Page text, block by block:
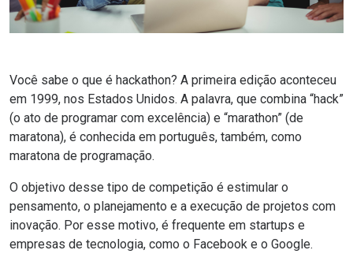
Você sabe o que é hackathon? A primeira edição aconteceu
em 1999, nos Estados Unidos. A palavra, que combina “hack”
(o ato de programar com excelência) e “marathon” (de
maratona), é conhecida em português, também, como
maratona de programação.
O objetivo desse tipo de competição é estimular o
pensamento, o planejamento e a execução de projetos com
inovação. Por esse motivo, é frequente em startups e
empresas de tecnologia, como o Facebook e o Google.